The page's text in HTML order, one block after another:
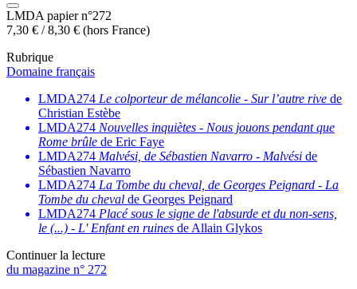
LMDA papier n°272
7,30 € /8,30 € (hors France)
Rubrique
Domaine français
LMDA274 Le colporteur de mélancolie - Sur l’autre rive de
Christian Estèbe
LMDA274 Nouvelles inquiètes - Nous jouons pendant que
Rome brûle de Eric Faye
LMDA274 Malvési, de Sébastien Navarro - Malvési de
Sébastien Navarro
LMDA274 La Tombe du cheval, de Georges Peignard - La
Tombe du cheval de Georges Peignard
LMDA274 Placé sous le signe de l'absurde et du non-sens,
le (...) - L' Enfant en ruines de Allain Glykos
Continuer la lecture
du magazine n° 272